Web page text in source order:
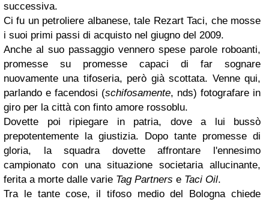
successiva.
Ci fu un petroliere albanese, tale Rezart Taci, che mosse
i suoi primi passi di acquisto nel giugno del 2009.
Anche al suo passaggio vennero spese parole roboanti,
promesse su promesse capaci di far sognare
nuovamente una tifoseria, però già scottata. Venne qui,
parlando e facendosi (schifosamente, nds) fotografare in
giro per la città con finto amore rossoblu.
Dovette poi ripiegare in patria, dove a lui bussò
prepotentemente la giustizia. Dopo tante promesse di
gloria, la squadra dovette affrontare l'ennesimo
campionato con una situazione societaria allucinante,
ferita a morte dalle varie Tag Partners e Taci Oil.
Tra le tante cose, il tifoso medio del Bologna chiede